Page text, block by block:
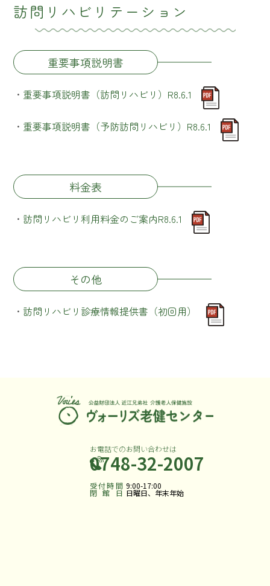
訪問リハビリテーション
重要事項説明書
・ 重要事項説明書（訪問リハビリ）R8.6.1
・ 重要事項説明書（予防訪問リハビリ）R8.6.1
料金表
・ 訪問リハビリ利用料金のご案内R8.6.1
その他
・ 訪問リハビリ診療情報提供書（初回用）
お電話でのお問い合わせは
0748-32-2007
受付時間 9:00-17:00
閉館日 日曜日、年末年始